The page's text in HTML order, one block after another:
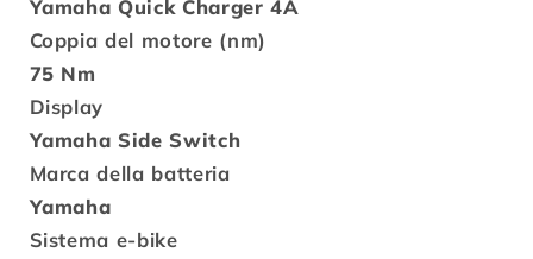
Yamaha Quick Charger 4A
Coppia del motore (nm)
75 Nm
Display
Yamaha Side Switch
Marca della batteria
Yamaha
Sistema e-bike